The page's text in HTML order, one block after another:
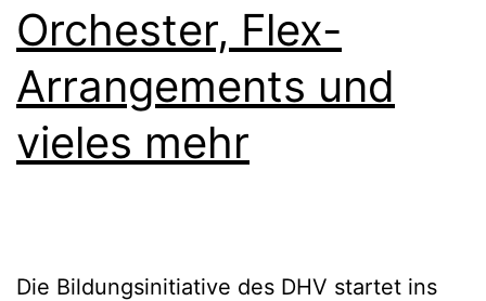
Orchester, Flex-
Arrangements und
vieles mehr
Die Bildungsinitiative des DHV startet ins